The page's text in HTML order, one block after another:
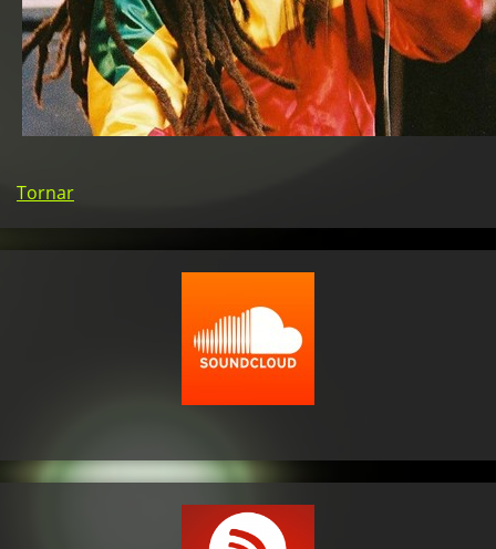
Tornar